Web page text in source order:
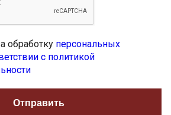
обработку персональных
с политикой